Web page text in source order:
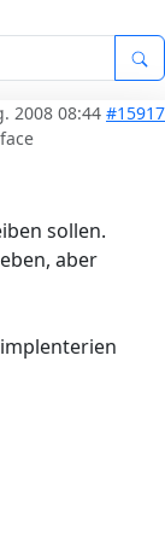
2008 08:44 #15917
sollen.
aber